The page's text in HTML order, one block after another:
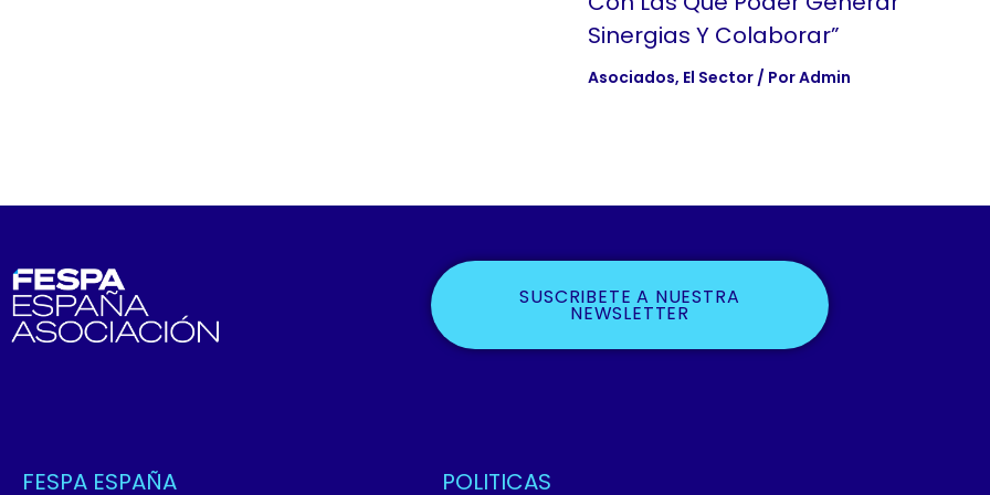
Sinergias Y Colaborar”
Asociados, El Sector / PorAdmin
SUSCRIBETE A NUESTRA
NEWSLETTER
FESPA ESPAÑA POLITICAS